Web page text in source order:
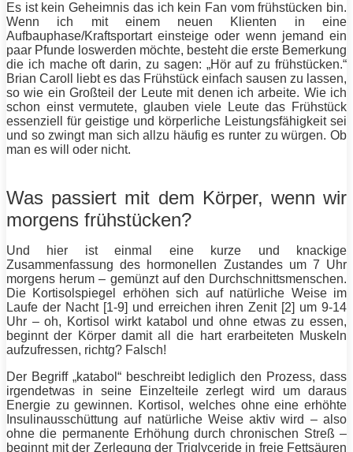
Es ist kein Geheimnis das ich kein Fan vom frühstücken bin.
Wenn ich mit einem neuen Klienten in eine
Aufbauphase/Kraftsportart einsteige oder wenn jemand ein
paar Pfunde loswerden möchte, besteht die erste Bemerkung
die ich mache oft darin, zu sagen: „Hör auf zu frühstücken.“
Brian Caroll liebt es das Frühstück einfach sausen zu lassen,
so wie ein Großteil der Leute mit denen ich arbeite. Wie ich
schon einst vermutete, glauben viele Leute das Frühstück
essenziell für geistige und körperliche Leistungsfähigkeit sei
und so zwingt man sich allzu häufig es runter zu würgen. Ob
man es will oder nicht.
Was passiert mit dem Körper, wenn wir
morgens frühstücken?
Und hier ist einmal eine kurze und knackige
Zusammenfassung des hormonellen Zustandes um 7 Uhr
morgens herum – gemünzt auf den Durchschnittsmenschen.
Die Kortisolspiegel erhöhen sich auf natürliche Weise im
Laufe der Nacht [1-9] und erreichen ihren Zenit [2] um 9-14
Uhr – oh, Kortisol wirkt katabol und ohne etwas zu essen,
beginnt der Körper damit all die hart erarbeiteten Muskeln
aufzufressen, richtg? Falsch!
Der Begriff „katabol“ beschreibt lediglich den Prozess, dass
irgendetwas in seine Einzelteile zerlegt wird um daraus
Energie zu gewinnen. Kortisol, welches ohne eine erhöhte
Insulinausschüttung auf natürliche Weise aktiv wird – also
ohne die permanente Erhöhung durch chronischen Streß –
beginnt mit der Zerlegung der Triglyceride in freie Fettsäuren